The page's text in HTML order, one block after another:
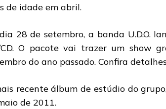
de idade em abril.
28 de setembro, a banda U.D.O.
O pacote vai trazer um show
do ano passado. Confira
recente álbum de estúdio do
de 2011.